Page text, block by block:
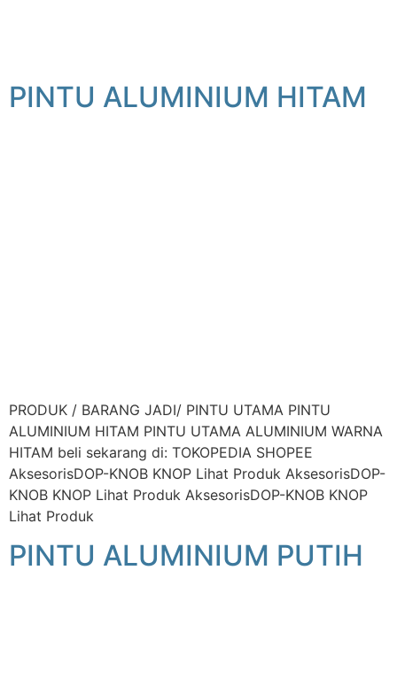
PINTU ALUMINIUM HITAM
PRODUK / BARANG JADI/ PINTU UTAMA PINTU
ALUMINIUM HITAM PINTU UTAMA ALUMINIUM WARNA
HITAM beli sekarang di: TOKOPEDIA SHOPEE
AksesorisDOP-KNOB KNOP Lihat Produk AksesorisDOP-
KNOB KNOP Lihat Produk AksesorisDOP-KNOB KNOP
Lihat Produk
PINTU ALUMINIUM PUTIH